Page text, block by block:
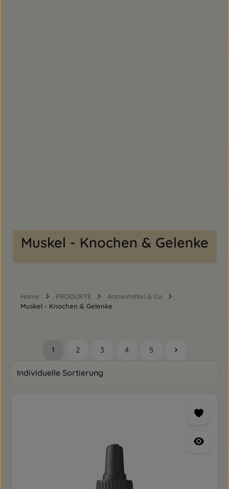
Muskel - Knochen & Gelenke
Home PRODUKTE
Arzneimittel & Co
Muskel - Knochen & Gelenke
Seite
1 Seite
2 Seite
3 Seite
4 Seite
5